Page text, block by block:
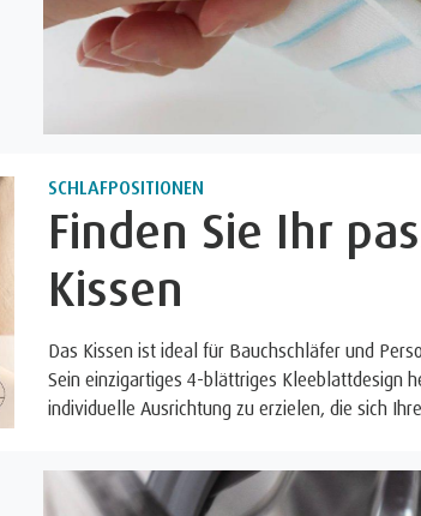
SCHLAFPOSITIONEN
Finden Sie Ihr
Kissen
Das Kissen ist ideal für Bauchschläfer und
Sein einzigartiges 4-blättriges Kleeblattdesign
individuelle Ausrichtung zu erzielen, die sich